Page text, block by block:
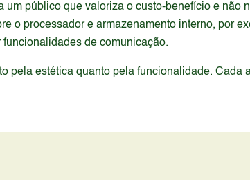
público que valoriza o custo-benefício e não
o processador e armazenamento interno, por
de comunicação.
pela estética quanto pela funcionalidade. Cada